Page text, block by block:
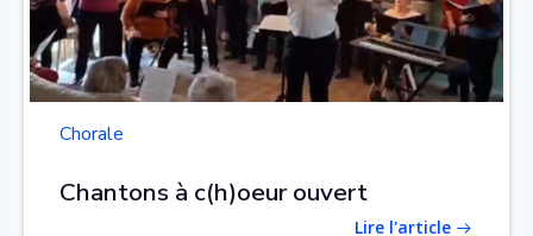
Chorale
Chantons à c(h)oeur ouvert
Lire l'article